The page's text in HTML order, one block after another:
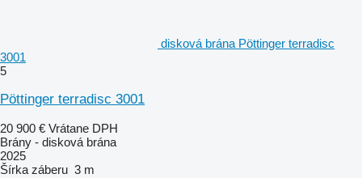
disková brána Pöttinger terradisc
3001
5
Pöttinger terradisc 3001
20 900 € Vrátane DPH
Brány - disková brána
2025
Šírka záberu 3 m